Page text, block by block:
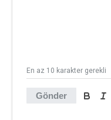
Gönder
En az 10 karakter gerekli